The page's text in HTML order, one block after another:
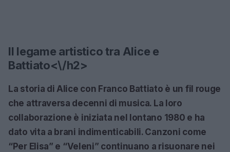
Il legame artistico tra Alice e
Battiato<\/h2>
La storia di Alice con Franco Battiato è un fil rouge
che attraversa decenni di musica. La loro
collaborazione è iniziata nel lontano 1980 e ha
dato vita a brani indimenticabili. Canzoni come
“Per Elisa” e “Veleni” continuano a risuonare nei